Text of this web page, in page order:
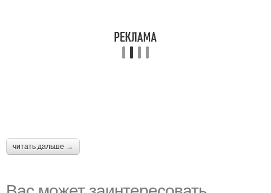
читать дальше →